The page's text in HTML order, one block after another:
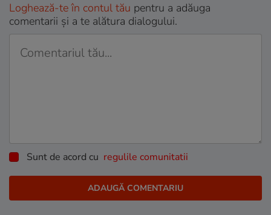
Loghează-te în contul tău pentru a adăuga
comentarii și a te alătura dialogului.
Sunt de acord cu regulile comunitatii